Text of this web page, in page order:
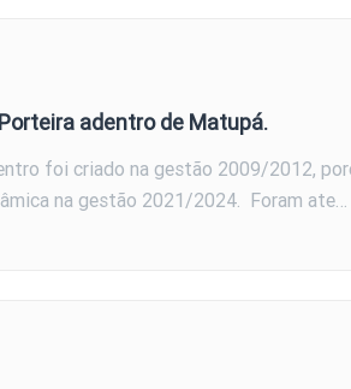
adentro de Matupá.
foi criado na gestão 2009/2012,
na gestão 2021/2024. Foram ate…